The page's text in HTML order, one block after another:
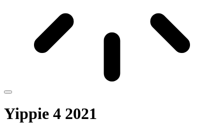
Yippie 4 2021